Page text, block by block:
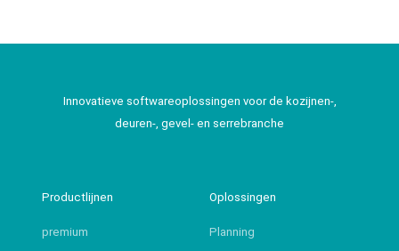
Innovatieve softwareoplossingen voor de kozijnen-,
deuren-, gevel- en serrebranche
Productlijnen
premium
Oplossingen
Planning